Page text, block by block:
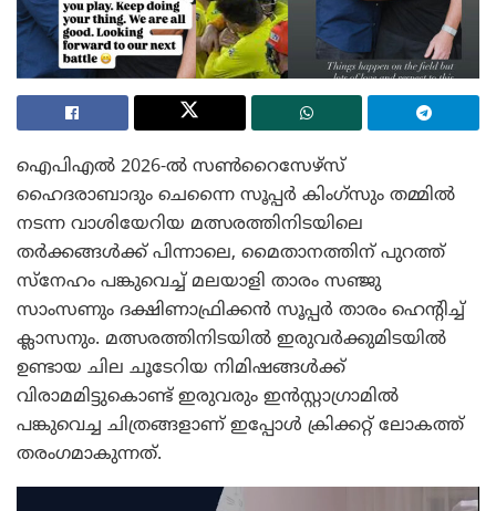
ഐപിഎൽ 2026-ൽ സൺറൈസേഴ്‌സ്
ഹൈദരാബാദും ചെന്നൈ സൂപ്പർ കിംഗ്‌സും തമ്മിൽ
നടന്ന വാശിയേറിയ മത്സരത്തിനിടയിലെ
തർക്കങ്ങൾക്ക് പിന്നാലെ, മൈതാനത്തിന് പുറത്ത്
സ്നേഹം പങ്കുവെച്ച് മലയാളി താരം സഞ്ജു
സാംസണും ദക്ഷിണാഫ്രിക്കൻ സൂപ്പർ താരം ഹെന്റിച്ച്
ക്ലാസനും. മത്സരത്തിനിടയിൽ ഇരുവർക്കുമിടയിൽ
ഉണ്ടായ ചില ചൂടേറിയ നിമിഷങ്ങൾക്ക്
വിരാമമിട്ടുകൊണ്ട് ഇരുവരും ഇൻസ്റ്റാഗ്രാമിൽ
പങ്കുവെച്ച ചിത്രങ്ങളാണ് ഇപ്പോൾ ക്രിക്കറ്റ് ലോകത്ത്
തരംഗമാകുന്നത്.